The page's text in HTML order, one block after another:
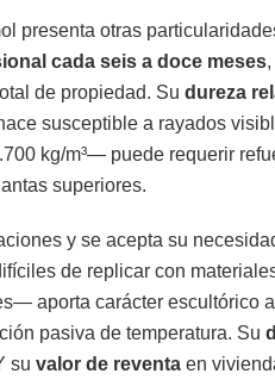
presenta otras
cada seis a doce meses
de propiedad. Su dureza
susceptible a rayados
kg/m³— puede requerir
superiores.
y se acepta su
de replicar con
aporta carácter escultórico
pasiva de temperatura. Su
su valor de reventa en